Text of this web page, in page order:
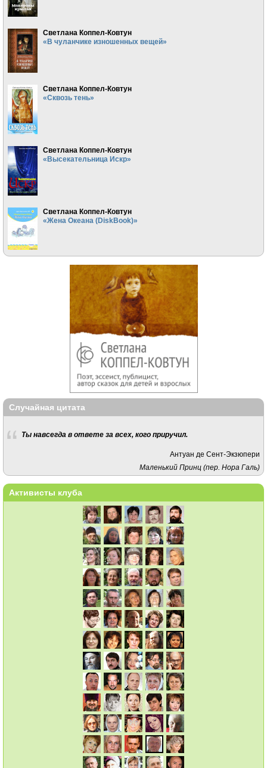
Светлана Коппел-Ковтун
«В чуланчике изношенных вещей»
Светлана Коппел-Ковтун
«Сквозь тень»
Светлана Коппел-Ковтун
«Высекательница Искр»
Светлана Коппел-Ковтун
«Жена Океана (DiskBook)»
Случайная цитата
Ты на­все­гда в от­ве­те за всех, кого при­ру­чил.
Антуан де Сент-Экзюпери
Маленький Принц (пер. Нора Галь)
Активисты клуба